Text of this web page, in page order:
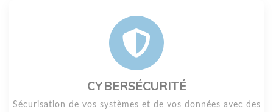
CYBERSÉCURITÉ
Sécurisation de vos systèmes et de vos données avec des